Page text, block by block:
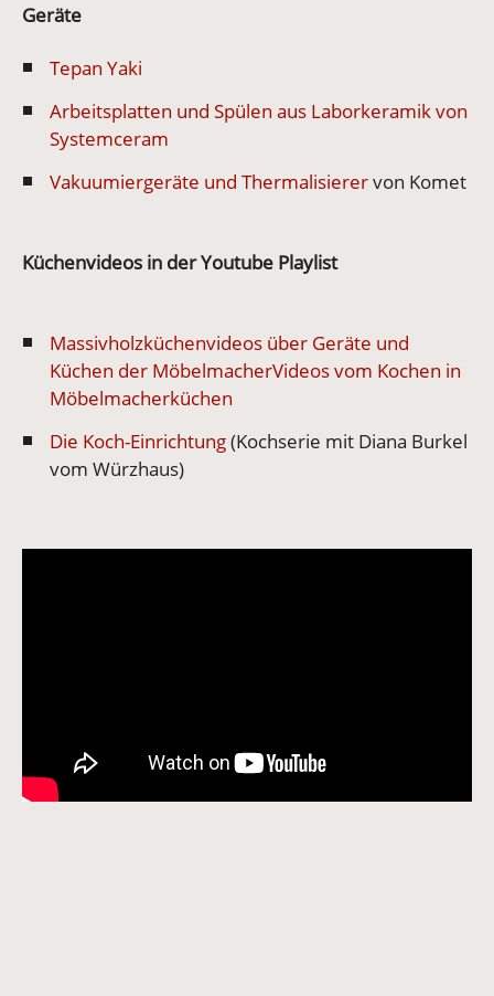
Geräte
Tepan Yaki
Arbeitsplatten und Spülen aus Laborkeramik von
Systemceram
Vakuumiergeräte und Thermalisierervon Komet
Küchenvideos in der Youtube Playlist
Massivholzküchenvideos über Geräte und
Küchen der MöbelmacherVideos vom Kochen in
Möbelmacherküchen
Die Koch-Einrichtung(Kochserie mit Diana Burkel
vom Würzhaus)